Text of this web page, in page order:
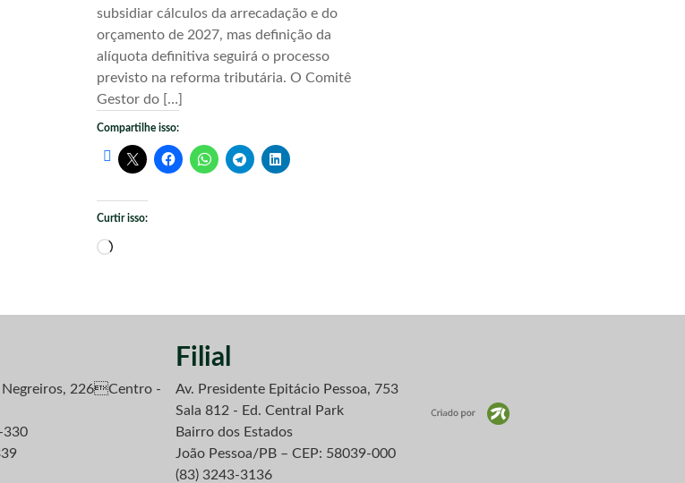
subsidiar cálculos da arrecadação e do
orçamento de 2027, mas definição da
alíquota definitiva seguirá o processo
previsto na reforma tributária. O Comitê
Gestor do […]
Compartilhe isso:
Curtir isso:
Carregando...
Negreiros, 226Centro -
330
Filial
Av. Presidente Epitácio Pessoa, 753
Sala 812 - Ed. Central Park
Bairro dos Estados
João Pessoa/PB – CEP: 58039-000
(83) 3243-3136